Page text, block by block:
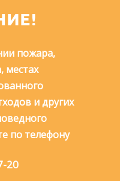
пожара,
местах
и других
по телефону
20